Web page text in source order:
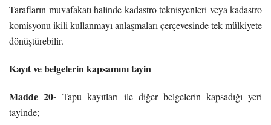
Tarafların muvafakatı halinde kadastro teknisyenleri veya kadastro
komisyonu ikili kullanmayı anlaşmaları çerçevesinde tek mülkiyete
dönüştürebilir.
Kayıt ve belgelerin kapsamını tayin
Madde 20- Tapu kayıtları ile diğer belgelerin kapsadığı yeri
tayinde;